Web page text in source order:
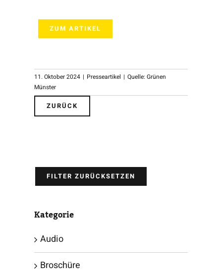
ZUM ARTIKEL
11. Oktober 2024 | Presseartikel | Quelle: Grünen
Münster
ZURÜCK
FILTER ZURÜCKSETZEN
Kategorie
Audio
Broschüre